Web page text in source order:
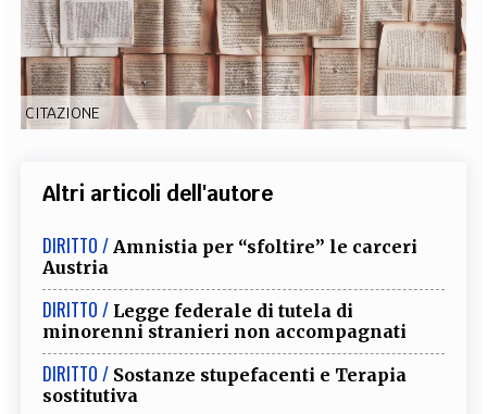
EXTRA
CODICI RUBRICHE LIBRI PROCEEDINGS PUBBLICITÀ CONTATTI
SOCIAL MEDIA
CITAZIONE
Altri articoli dell'autore
DIRITTO / Amnistia per “sfoltire” le carceri
Austria
DIRITTO / Legge federale di tutela di
minorenni stranieri non accompagnati
DIRITTO / Sostanze stupefacenti e Terapia
sostitutiva